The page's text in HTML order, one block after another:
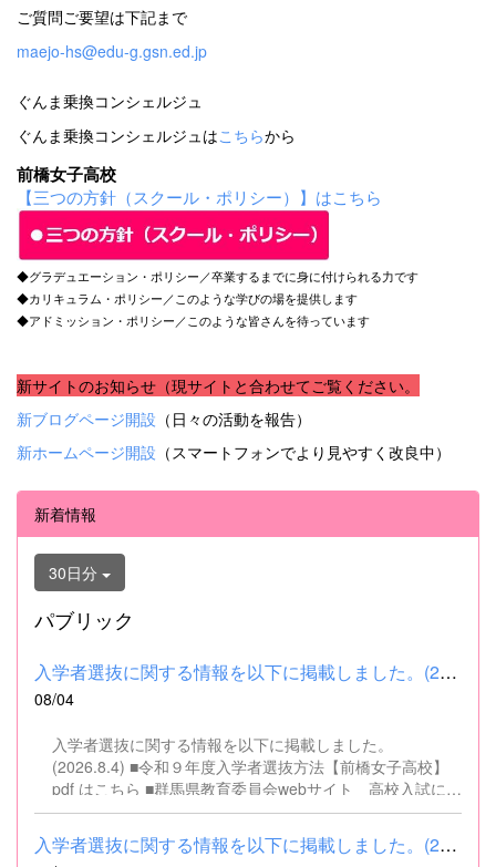
ご質問ご要望は下記まで
maejo-hs@edu-g.gsn.ed.jp
ぐんま乗換コンシェルジュ
ぐんま乗換コンシェルジュはこちらから
前橋女子高校
【三つの方針（スクール・ポリシー）】はこちら
◆グラデュエーション・ポリシー／卒業するまでに身に付けられる力です
◆カリキュラム・ポリシー／このような学びの場を提供します
◆アドミッション・ポリシー／このような皆さんを待っています
新サイトのお知らせ（現サイトと合わせてご覧ください。
新ブログページ開設 （日々の活動を報告）
新ホームページ開設 （スマートフォンでより見やすく改良中）
新着情報
30日分
パブリック
入学者選抜に関する情報を以下に掲載しました。(2026.8.4) ■令和...
08/04
入学者選抜に関する情報を以下に掲載しました。
(2026.8.4) ■令和９年度入学者選抜方法【前橋女子高校】
pdf はこちら ■群馬県教育委員会webサイト 高校入試に関
するページはこちら
入学者選抜に関する情報を以下に掲載しました。(2026.8.4) ■令和...